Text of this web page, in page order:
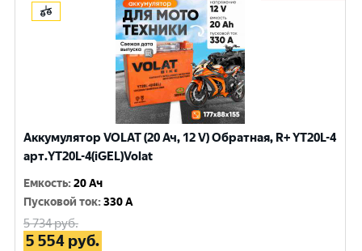
Аккумулятор VOLAT (20 Ач, 12 V) Обратная, R+ YT20L-4
арт.YT20L-4(iGEL)Volat
Емкость:20 Ач
Пусковой ток:330 A
5 734руб.
5 554 руб.